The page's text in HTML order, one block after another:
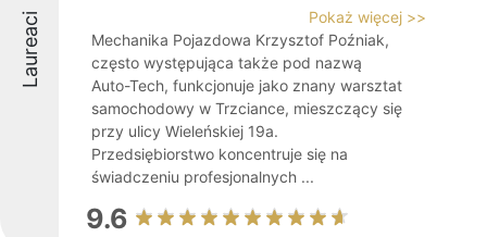
Laureaci
Pokaż więcej >>
Mechanika Pojazdowa Krzysztof Poźniak,
często występująca także pod nazwą
Auto-Tech, funkcjonuje jako znany warsztat
samochodowy w Trzciance, mieszczący się
przy ulicy Wieleńskiej 19a.
Przedsiębiorstwo koncentruje się na
świadczeniu profesjonalnych ...
9.6